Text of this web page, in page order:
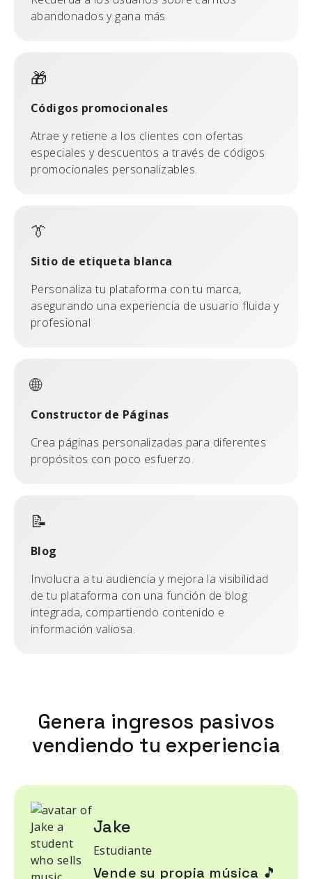
abandonados y gana más
🎁
Códigos promocionales
Atrae y retiene a los clientes con ofertas
especiales y descuentos a través de códigos
promocionales personalizables.
👔
Sitio de etiqueta blanca
Personaliza tu plataforma con tu marca,
asegurando una experiencia de usuario fluida y
profesional
🌐
Constructor de Páginas
Crea páginas personalizadas para diferentes
propósitos con poco esfuerzo.
📝
Blog
Involucra a tu audiencia y mejora la visibilidad
de tu plataforma con una función de blog
integrada, compartiendo contenido e
información valiosa.
Genera ingresos pasivos
vendiendo tu experiencia
Jake
Estudiante
Vende su propia música 🎵